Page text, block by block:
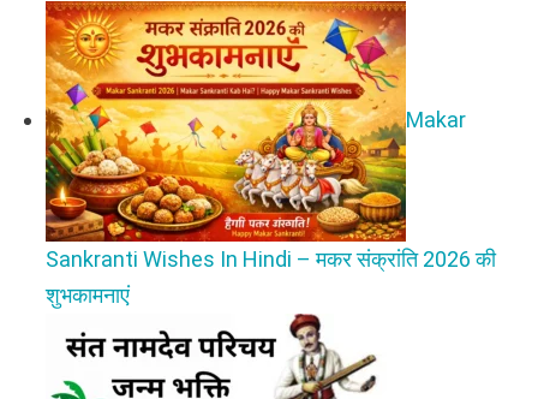
Makar
Sankranti Wishes In Hindi – मकर संक्रांति 2026 की
शुभकामनाएं